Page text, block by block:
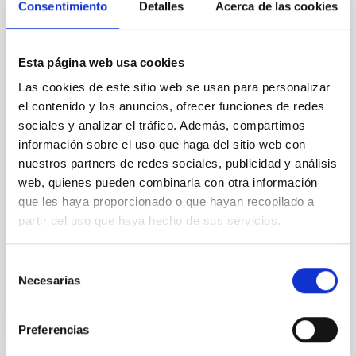
Consentimiento Detalles Acerca de las cookies
Esta página web usa cookies
Las cookies de este sitio web se usan para personalizar
el contenido y los anuncios, ofrecer funciones de redes
sociales y analizar el tráfico. Además, compartimos
información sobre el uso que haga del sitio web con
nuestros partners de redes sociales, publicidad y análisis
web, quienes pueden combinarla con otra información
que les haya proporcionado o que hayan recopilado a
partir del uso que haya hecho de sus servicios.
Necesarias
Preferencias
laboratories at Space Tech Expo Europe
Space Tech Expo Europe, the largest space industry
trade fair on the continent, held in Bremen from
November 18 to 20. The team is located in the Spain
Space pavilion, alongside the Canary Islands
Aerospace Strategy (EAC), to showcase the
technological developments of the CELESTE
laboratories and strengthen international
collaborations in the space sector. The I nstituto de
Astrofísica de Canarias (IAC) is participating once
again in Space Tech Expo Europe, the leading event